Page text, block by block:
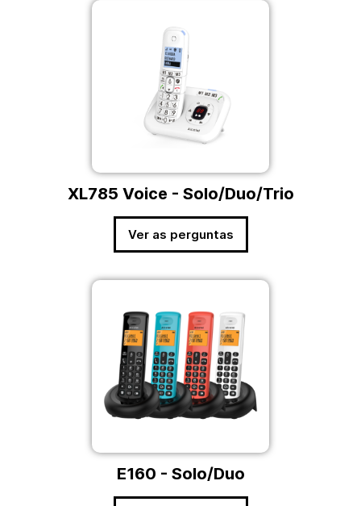
XL785 Voice - Solo/Duo/Trio
Ver as perguntas
E160 - Solo/Duo